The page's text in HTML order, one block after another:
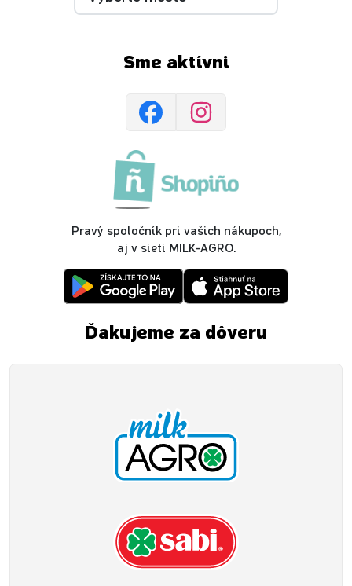
Sme aktívni
Pravý spoločník pri vašich nákupoch,
aj v sieti MILK-AGRO.
Ďakujeme za dôveru